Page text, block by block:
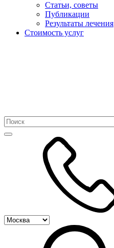
Статьи, советы
Публикации
Результаты лечения
Стоимость услуг